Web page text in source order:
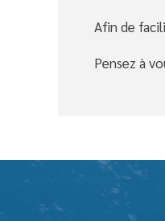
Afin de
Pensez à